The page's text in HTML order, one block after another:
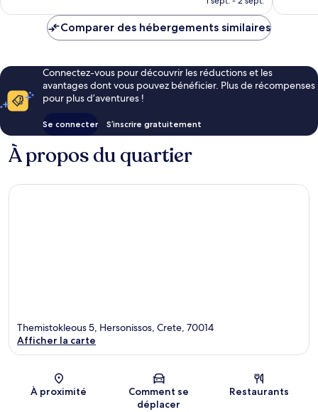
de
Comparer des hébergements similaires
Connectez-vous pour découvrir les réductions et les
avantages dont vous pouvez bénéficier. Plus de récompenses
pour plus d’aventures !
Se connecter S’inscrire gratuitement
À propos du quartier
Carte
Themistokleous 5, Hersonissos, Crete, 70014
Afficher la carte
À proximité
Comment se
déplacer
Restaurants